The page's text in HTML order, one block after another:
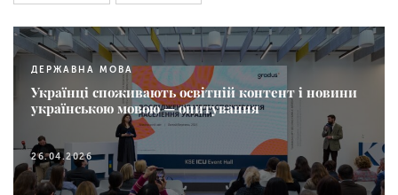
ДЕРЖАВНА МОВА
Українці споживають освітній контент і новини
українською мовою — опитування
26.04.2026